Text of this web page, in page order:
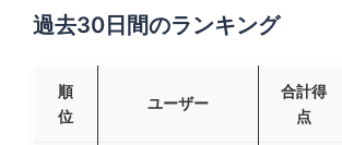
過去30日間のランキング
順
位
ユーザー
合計得
点